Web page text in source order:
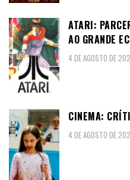
ATARI:
AO GRANDE
4 DE AGOSTO DE
CINEMA:
4 DE AGOSTO DE